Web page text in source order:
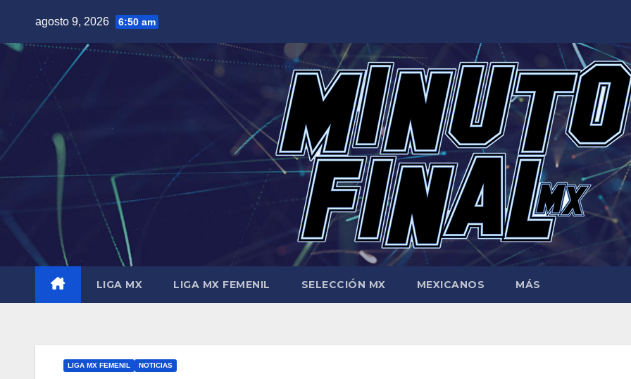
contenido
agosto 9, 2026 6:50 am
LIGA MX LIGA MX FEMENIL SELECCIÓN MX MEXICANOS MÁS
LIGA MX FEMENIL NOTICIAS